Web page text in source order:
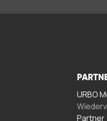
URBO
Partner